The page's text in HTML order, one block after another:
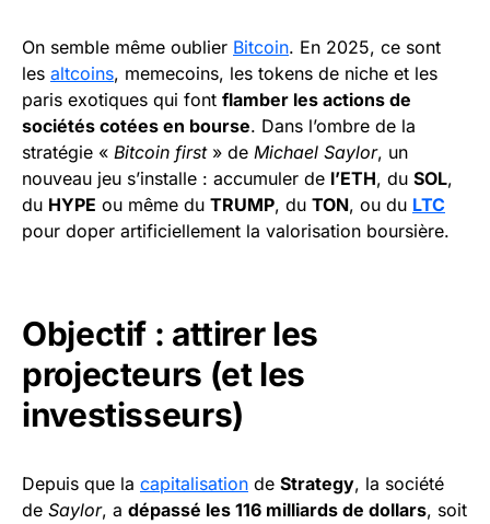
On semble même oublier Bitcoin. En 2025, ce sont
les altcoins, memecoins, les tokens de niche et les
paris exotiques qui font flamber les actions de
sociétés cotées en bourse. Dans l’ombre de la
stratégie « Bitcoin first» de Michael Saylor, un
nouveau jeu s’installe : accumuler de l’ETH, du SOL,
du HYPE ou même du TRUMP, du TON, ou du LTC
pour doper artificiellement la valorisation boursière.
Objectif : attirer les
projecteurs (et les
investisseurs)
Depuis que la capitalisation de Strategy, la société
de Saylor, a dépassé les 116 milliards de dollars, soit